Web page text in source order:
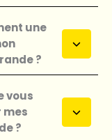
une
?
vous
?